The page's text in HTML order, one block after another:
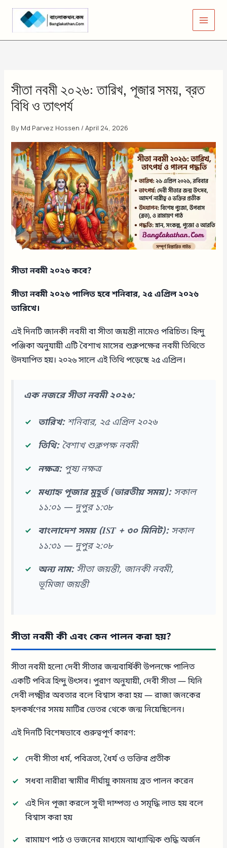
Skip
content
সীতা নবমী ২০২৬: তারিখ, পূজার সময়, ব্রত
বিধি ও তাৎপর্য
By Md Parvez Hossen /April 24, 2026
সীতা নবমী ২০২৬ কবে?
সীতা নবমী ২০২৬ পালিত হবে শনিবার, ২৫ এপ্রিল ২০২৬
তারিখে।
এই দিনটি জানকী নবমী বা সীতা জয়ন্তী নামেও পরিচিত। হিন্দু
পঞ্জিকা অনুযায়ী এটি বৈশাখ মাসের শুক্লপক্ষের নবমী তিথিতে
উদযাপিত হয়। ২০২৬ সালে এই তিথি পড়েছে ২৫ এপ্রিল।
এক নজরে সীতা নবমী ২০২৬:
তারিখ:শনিবার, ২৫ এপ্রিল ২০২৬
তিথি:বৈশাখ শুক্লপক্ষ নবমী
নক্ষত্র:পুষ্য নক্ষত্র
মধ্যাহ্ন পূজার মুহূর্ত (ভারতীয় সময়):সকাল
১১:০১ — দুপুর ১:৩৮
বাংলাদেশ সময় (IST + ৩০ মিনিট):সকাল
১১:৩১ — দুপুর ২:০৮
অন্য নাম:সীতা জয়ন্তী, জানকী নবমী,
ভূমিজা জয়ন্তী
সীতা নবমী কী এবং কেন পালন করা হয়?
সীতা নবমী হলো দেবী সীতার জন্মবার্ষিকী উপলক্ষে পালিত
একটি পবিত্র হিন্দু উৎসব। পুরাণ অনুযায়ী, দেবী সীতা — যিনি
দেবী লক্ষ্মীর অবতার বলে বিশ্বাস করা হয় — রাজা জনকের
হলকর্ষণের সময় মাটির ভেতর থেকে জন্ম নিয়েছিলেন।
এই দিনটি বিশেষভাবে গুরুত্বপূর্ণ কারণ:
দেবী সীতা ধর্ম, পবিত্রতা, ধৈর্য ও ভক্তির প্রতীক
সধবা নারীরা স্বামীর দীর্ঘায়ু কামনায় ব্রত পালন করেন
এই দিন পূজা করলে সুখী দাম্পত্য ও সমৃদ্ধি লাভ হয় বলে
বিশ্বাস করা হয়
রামায়ণ পাঠ ও ভজনের মাধ্যমে আধ্যাত্মিক শুদ্ধি অর্জন